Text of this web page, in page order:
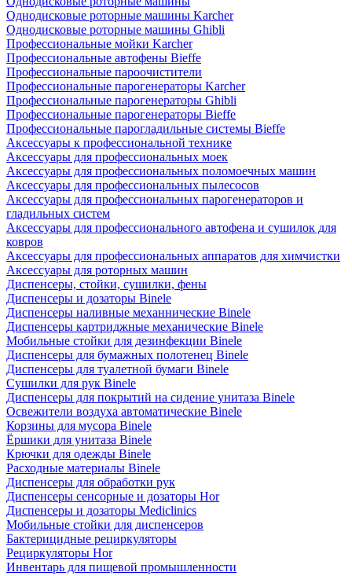
Однодисковые роторные машины Karcher
Однодисковые роторные машины Ghibli
Профессиональные мойки Karcher
Профессиональные автофены Bieffe
Профессиональные пароочистители
Профессиональные парогенераторы Karcher
Профессиональные парогенераторы Ghibli
Профессиональные парогенераторы Bieffe
Профессиональные парогладильные системы Bieffe
Аксессуары к профессиональной технике
Аксессуары для профессиональных моек
Аксессуары для профессиональных поломоечных машин
Аксессуары для профессиональных пылесосов
Аксессуары для профессиональных парогенераторов и
гладильных систем
Аксессуары для профессионального автофена и сушилок для
ковров
Аксессуары для профессиональных аппаратов для химчистки
Аксессуары для роторных машин
Диспенсеры, стойки, сушилки, фены
Диспенсеры и дозаторы Binele
Диспенсеры наливные механнические Binele
Диспенсеры картриджные механические Binele
Мобильные стойки для дезинфекции Binele
Диспенсеры для бумажных полотенец Binele
Диспенсеры для туалетной бумаги Binele
Сушилки для рук Binele
Диспенсеры для покрытий на сидение унитаза Binele
Освежители воздуха автоматические Binele
Корзины для мусора Binele
Ёршики для унитаза Binele
Крючки для одежды Binele
Расходные материалы Binele
Диспенсеры для обработки рук
Диспенсеры сенсорные и дозаторы Hor
Диспенсеры и дозаторы Mediclinics
Мобильные стойки для диспенсеров
Бактерицидные рециркуляторы
Рециркуляторы Hor
Инвентарь для пищевой промышленности